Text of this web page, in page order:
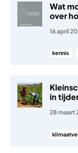
Wat
over
16 april
kennis
in
28 maart